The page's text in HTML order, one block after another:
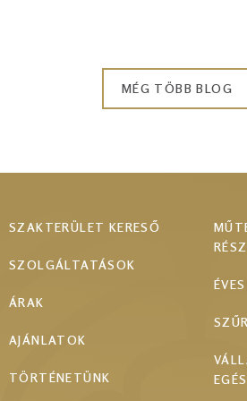
MÉG TÖBB BLOG
Footer
SZAKTERÜLET KERESŐ
SZOLGÁLTATÁSOK
ÁRAK
AJÁNLATOK
TÖRTÉNETÜNK